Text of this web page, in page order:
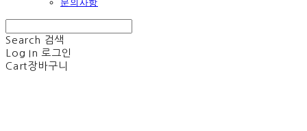
문의사항
Search 검색
Log In 로그인
Cart장바구니